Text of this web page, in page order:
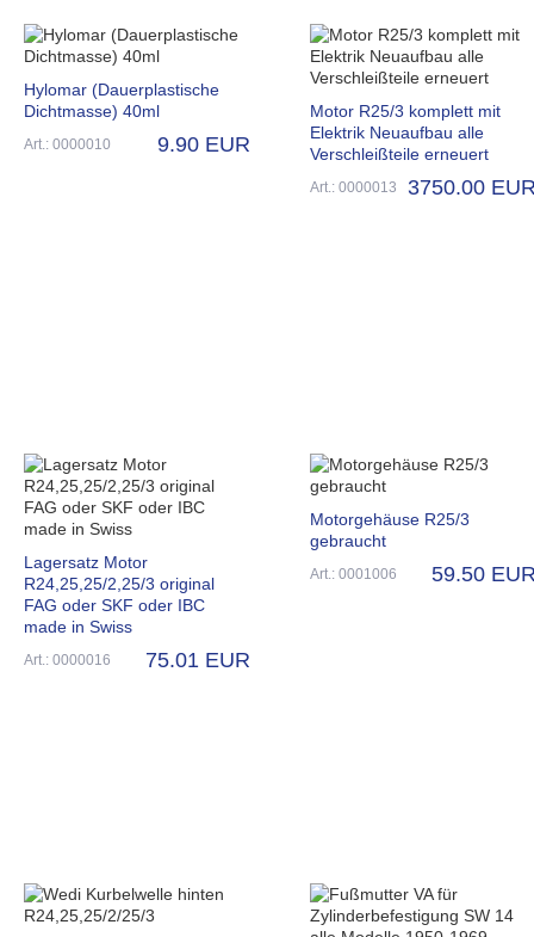
Hylomar (Dauerplastische
Dichtmasse) 40ml
Art.: 0000010 9.90 EUR
Motor R25/3 komplett mit
Elektrik Neuaufbau alle
Verschleißteile erneuert
Art.: 0000013 3750.00
Lagersatz Motor
R24,25,25/2,25/3 original
FAG oder SKF oder IBC
made in Swiss
Art.: 0000016 75.01 EUR
Motorgehäuse R25/3
gebraucht
Art.: 0001006 59.50